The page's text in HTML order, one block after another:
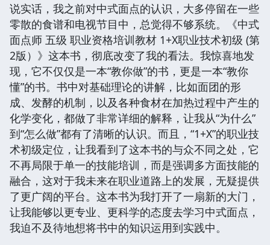
说实话，我之前对中式面点的认识，大多停留在一些
零散的食谱和电视节目中，总觉得不够系统。《中式
面点师 五级 职业资格培训教材 1+X职业技术初级 (第
2版）》这本书，彻底改变了我的看法。我惊喜地发
现，它不仅仅是一本“教你做”的书，更是一本“教你
懂”的书。书中对基础理论的讲解，比如面团的形
成、发酵的机制，以及各种食材在加热过程中产生的
化学变化，都做了非常详细的解释，让我从“为什么”
到“怎么做”都有了清晰的认识。而且，“1+X”的职业技
术初级定位，让我看到了这本书的与众不同之处，它
不再局限于单一的技能培训，而是强调多方面技能的
融合，这对于我未来在职业道路上的发展，无疑提供
了更广阔的平台。这本书为我打开了一扇新的大门，
让我能够以更专业、更科学的态度去学习中式面点，
我迫不及待地想将书中的知识运用到实践中。